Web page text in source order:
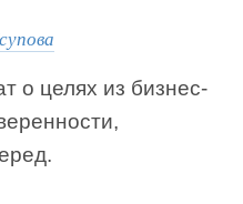
о целях из бизнес-